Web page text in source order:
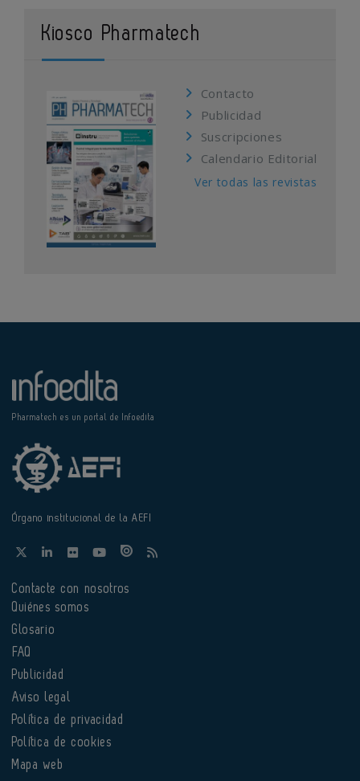
Kiosco Pharmatech
Contacto
Publicidad
Suscripciones
Calendario Editorial
Ver todas las revistas
Pharmatech es un portal de Infoedita
Órgano institucional de la AEFI
Contacte con nosotros
Quiénes somos
Glosario
FAQ
Publicidad
Aviso legal
Política de privacidad
Política de cookies
Mapa web